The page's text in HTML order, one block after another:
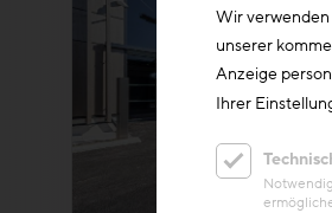
Wir verwenden
unserer
Anzeige
Ihrer